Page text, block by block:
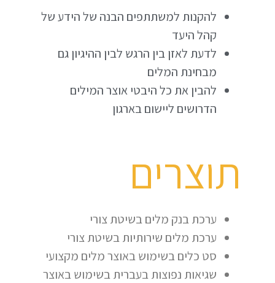
להקנות למשתתפים הבנה של הידע של
קהל היעד
לדעת לאזן בין הרגש לבין ההיגיון גם
מבחינת המלים
להבין את כל היבטי אוצר המילים
הדרושים ליישום בארגון
ערכת בנק מלים בשיטת צורי
ערכת מלים שירותיות בשיטת צורי
סט כלים בשימוש באוצר מלים מקצועי
שגיאות נפוצות בעברית בשימוש באוצר
תוצרים